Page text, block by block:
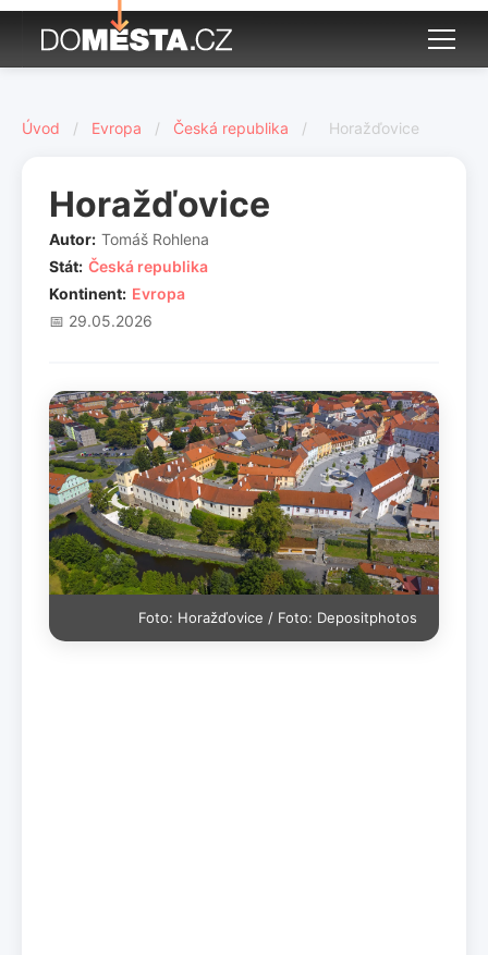
Úvod / Evropa / Česká republika / Horažďovice
Horažďovice
Autor: Tomáš Rohlena
Stát: Česká republika
Kontinent: Evropa
📅 29.05.2026
Foto: Horažďovice / Foto: Depositphotos